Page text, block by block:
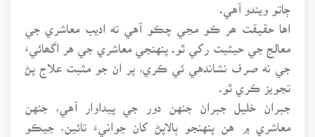
ڄاتو ويندو آهي.
اها حقيقت ھر ڪو مڃي چڪو آهي ته اديب معاشري جي
معالج جي حيثيت رکي ٿو. پنهنجي معاشري جي هر اگھائيءَ
جي نه صرف نشاندهي ئي ڪري، پر ان جو مثبت علاج پڻ
تجويز ڪري ٿو.
جبران خليل جبران جنهن دور جي پيداوار آهي، جنهن
معاشري ۾ هن پنهنجو ٻالاپڻ کان جوانيءَ تائين، جيڪو